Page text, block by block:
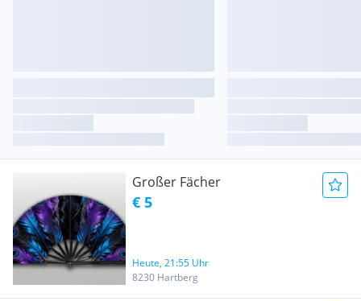
Großer Fächer
€ 5
Heute, 21:55 Uhr
8230 Hartberg